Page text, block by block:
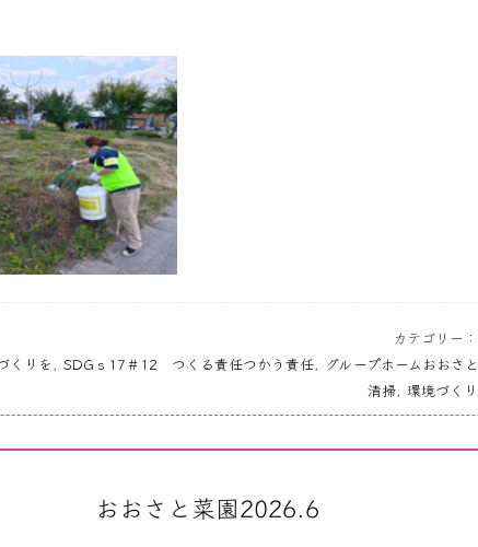
カテゴリー：
くりを, SDGｓ17＃12 つくる責任つかう責任, グループホームおおさと
清掃, 環境づくり
おおさと菜園2026.6